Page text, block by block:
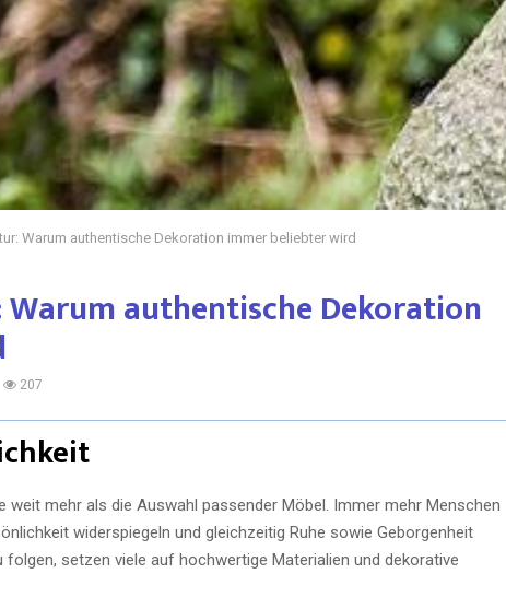
Warum authentische Dekoration immer beliebter wird
authentische Dekoration
207
weit mehr als die Auswahl passender Möbel. Immer mehr Menschen
widerspiegeln und gleichzeitig Ruhe sowie Geborgenheit
setzen viele auf hochwertige Materialien und dekorative